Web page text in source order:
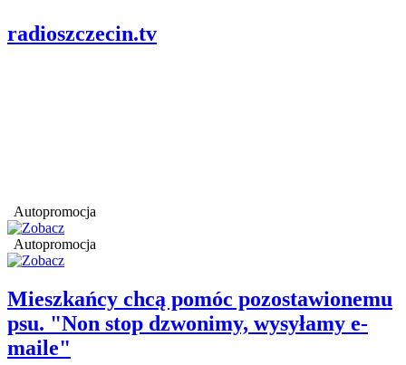
radioszczecin.tv
Autopromocja
Autopromocja
Mieszkańcy chcą pomóc pozostawionemu
psu. "Non stop dzwonimy, wysyłamy e-
maile"